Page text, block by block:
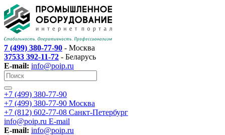
7 (499) 380-77-90 - Москва
37533 392-11-72 - Беларусь
E-mail: info@poip.ru
+7 (499) 380-77-90
+7 (499) 380-77-90 Москва
+7 (812) 602-77-08 Санкт-Петербург
info@poip.ru E-mail
E-mail: info@poip.ru